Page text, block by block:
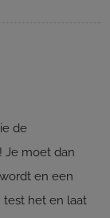
de
Je moet dan
en een
test het en laat